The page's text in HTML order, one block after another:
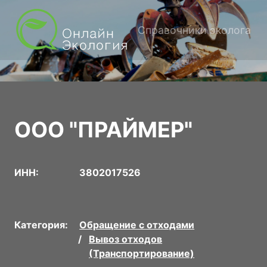
Справочники эколога
ООО "ПРАЙМЕР"
ИНН: 3802017526
Категория:
Обращение с отходами
Вывоз отходов
(Транспортирование)